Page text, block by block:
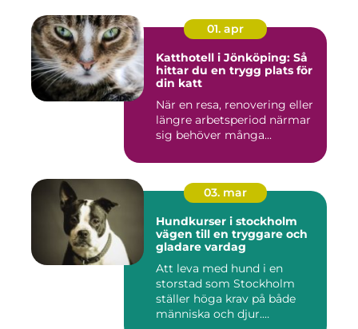
01. apr
Katthotell i Jönköping: Så
hittar du en trygg plats för
din katt
När en resa, renovering eller
längre arbetsperiod närmar
sig behöver många...
03. mar
Hundkurser i stockholm
vägen till en tryggare och
gladare vardag
Att leva med hund i en
storstad som Stockholm
ställer höga krav på både
människa och djur.